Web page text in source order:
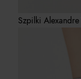
Szpilki